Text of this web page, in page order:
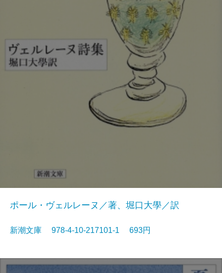
ポール・ヴェルレーヌ／著、堀口大學／訳
新潮文庫 978-4-10-217101-1 693円